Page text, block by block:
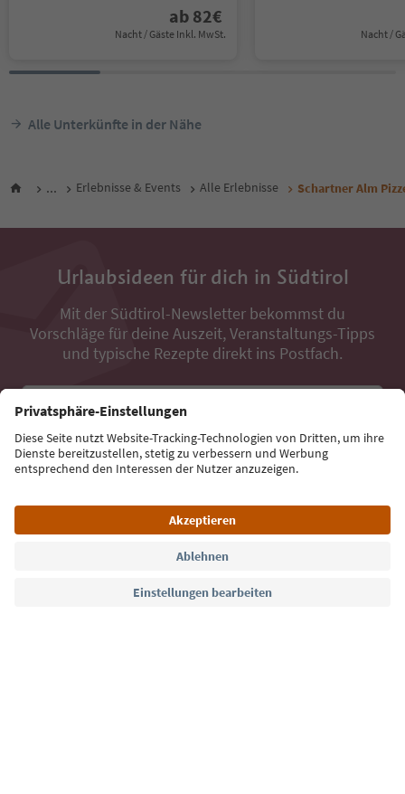
ab 82€
Nacht / Gäste Inkl. MwSt. Nacht /
Alle Unterkünfte in der Nähe
... Erlebnisse & Events Alle Erlebnisse Schartner Alm
Urlaubsideen für dich in Südtirol
Mit der Südtirol-Newsletter bekommst du
Vorschläge für deine Auszeit, Veranstaltungs-Tipps
und typische Rezepte direkt ins Postfach.
E-Mail Adresse
Jetzt anmelden